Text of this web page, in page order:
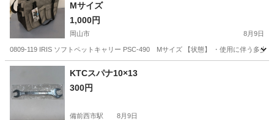
Mサイズ
1,000円
岡山市 8月9日
0809-119 IRIS ソフトペットキャリー PSC-490 Mサイズ 【状態】 ・使用に伴う多少
岡山 岡山市
KTCスパナ10×13
300円
備前西市駅 8月9日